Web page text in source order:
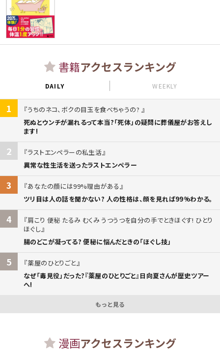
書籍アクセスランキング
DAILY WEEKLY
1
うちのネコ、ボクの目玉を食べちゃうの?
死ぬとウンチが漏れるって本当?「死体」の疑問に葬儀屋がお答えし
ます!
2
ラストエンペラーの私生活
異常な性生活を送ったラストエンペラー
3
あなたの顔には99%理由がある
ツリ目は人の話を聞かない? 人の性格は、顔を見れば99%わかる。
4
肩こり 便秘 たるみ むくみ うつうつを自分の手でときほぐす! ひとり
ほぐし
腸のどこが凝ってる? 便秘に悩んだときの「ほぐし技」
5
薬屋のひとりごと
なぜ「毒見役」だった?『薬屋のひとりごと』日向夏さんが歴史ツアー
へ!
もっと見る
漫画アクセスランキング